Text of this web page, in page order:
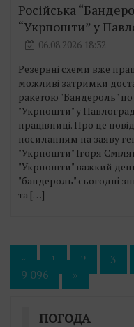
Російська
“Укрпошти” у
06.08.2026 18:32
Резервні схеми вже
можливі затримки
ракетою "Бандероль"
"Укрпошти" у
працівниці. Про це
посиланням на заяву
"Укрпошти" Ігоря
"Укрпошти" важкий
"бандероль" сьогодні
та […]
Пагінація
записів
« 1 2 3
9 096
»
ПОГОДА